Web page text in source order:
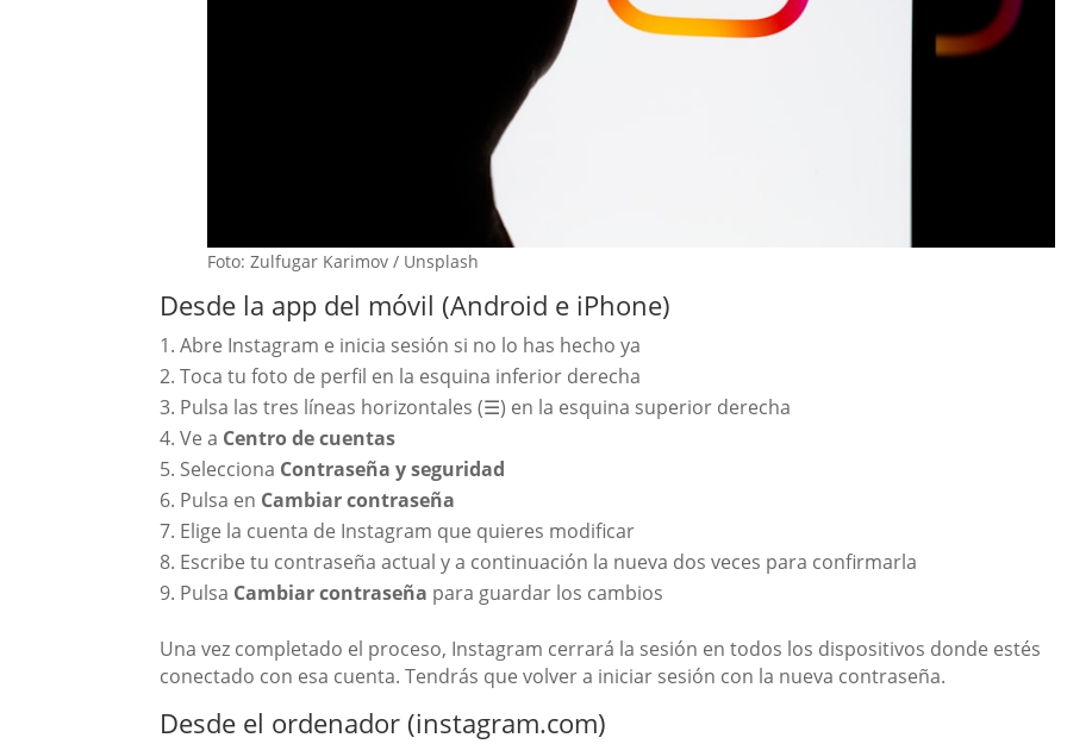
Foto: Zulfugar Karimov / Unsplash
Desde la app del móvil (Android e iPhone)
Abre Instagram e inicia sesión si no lo has hecho ya
Toca tu foto de perfil en la esquina inferior derecha
Pulsa las tres líneas horizontales (☰) en la esquina superior derecha
Ve a Centro de cuentas
Selecciona Contraseña y seguridad
Pulsa en Cambiar contraseña
Elige la cuenta de Instagram que quieres modificar
Escribe tu contraseña actual y a continuación la nueva dos veces para confirmarla
Pulsa Cambiar contraseña para guardar los cambios
Una vez completado el proceso, Instagram cerrará la sesión en todos los dispositivos donde estés
conectado con esa cuenta. Tendrás que volver a iniciar sesión con la nueva contraseña.
Desde el ordenador (instagram.com)